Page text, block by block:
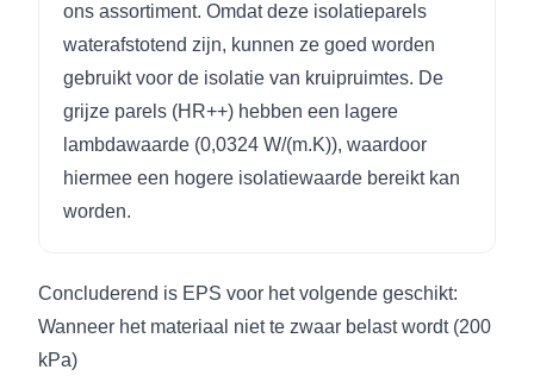
ons assortiment. Omdat deze isolatieparels
waterafstotend zijn, kunnen ze goed worden
gebruikt voor de isolatie van kruipruimtes. De
grijze parels (HR++) hebben een lagere
lambdawaarde (0,0324 W/(m.K)), waardoor
hiermee een hogere isolatiewaarde bereikt kan
worden.
Concluderend is EPS voor het volgende geschikt:
Wanneer het materiaal niet te zwaar belast wordt (200
kPa)